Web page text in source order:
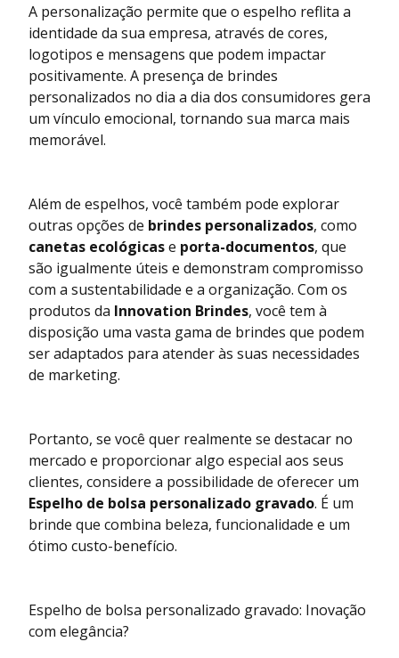
A personalização permite que o espelho reflita a
identidade da sua empresa, através de cores,
logotipos e mensagens que podem impactar
positivamente. A presença de brindes
personalizados no dia a dia dos consumidores gera
um vínculo emocional, tornando sua marca mais
memorável.
Além de espelhos, você também pode explorar
outras opções de brindes personalizados, como
canetas ecológicase porta-documentos, que
são igualmente úteis e demonstram compromisso
com a sustentabilidade e a organização. Com os
produtos da Innovation Brindes, você tem à
disposição uma vasta gama de brindes que podem
ser adaptados para atender às suas necessidades
de marketing.
Portanto, se você quer realmente se destacar no
mercado e proporcionar algo especial aos seus
clientes, considere a possibilidade de oferecer um
Espelho de bolsa personalizado gravado. É um
brinde que combina beleza, funcionalidade e um
ótimo custo-benefício.
Espelho de bolsa personalizado gravado: Inovação
com elegância?